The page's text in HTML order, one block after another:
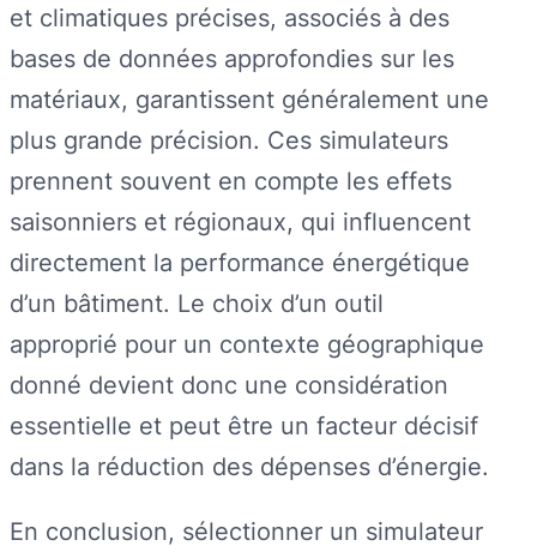
et climatiques précises, associés à des
bases de données approfondies sur les
matériaux, garantissent généralement une
plus grande précision. Ces simulateurs
prennent souvent en compte les effets
saisonniers et régionaux, qui influencent
directement la performance énergétique
d’un bâtiment. Le choix d’un outil
approprié pour un contexte géographique
donné devient donc une considération
essentielle et peut être un facteur décisif
dans la réduction des dépenses d’énergie.
En conclusion, sélectionner un simulateur